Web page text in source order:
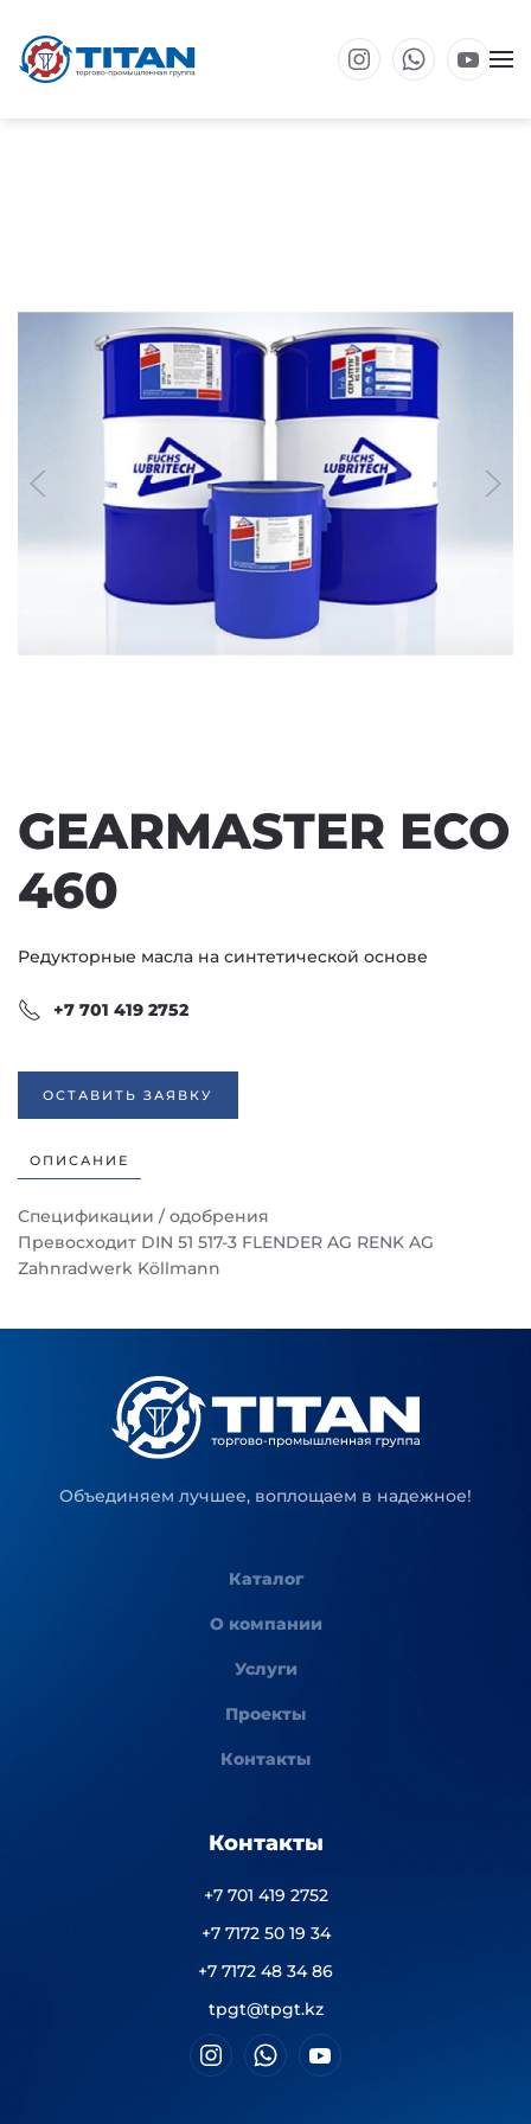
Перейти к основному содержанию
GEARMASTER ECO
460
Редукторные масла на синтетической основе
+7 701 419 2752
ОСТАВИТЬ ЗАЯВКУ
ОПИСАНИЕ
Спецификации / одобрения
Превосходит DIN 51 517-3 FLENDER AG RENK AG
Zahnradwerk Köllmann
Объединяем лучшее, воплощаем в надежное!
Каталог
О компании
Услуги
Проекты
Контакты
Контакты
+7 701 419 2752
+7 7172 50 19 34
+7 7172 48 34 86
tpgt@tpgt.kz